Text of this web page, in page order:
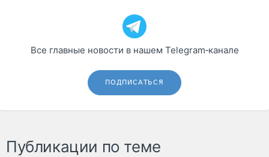
Все главные новости в нашем Telegram‑канале
ПОДПИСАТЬСЯ
Публикации по теме